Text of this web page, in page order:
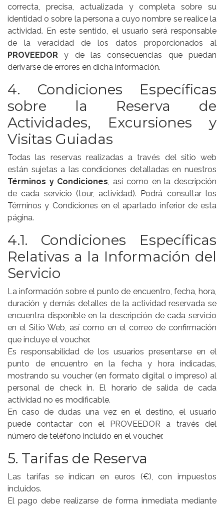
correcta, precisa, actualizada y completa sobre su
identidad o sobre la persona a cuyo nombre se realice la
actividad. En este sentido, el usuario será responsable
de la veracidad de los datos proporcionados al
PROVEEDOR y de las consecuencias que puedan
derivarse de errores en dicha información.
4. Condiciones Específicas
sobre la Reserva de
Actividades, Excursiones y
Visitas Guiadas
Todas las reservas realizadas a través del sitio web
están sujetas a las condiciones detalladas en nuestros
Términos y Condiciones , así como en la descripción
de cada servicio (tour, actividad). Podrá consultar los
Términos y Condiciones en el apartado inferior de esta
página.
4.1. Condiciones Específicas
Relativas a la Información del
Servicio
La información sobre el punto de encuentro, fecha, hora,
duración y demás detalles de la actividad reservada se
encuentra disponible en la descripción de cada servicio
en el Sitio Web, así como en el correo de confirmación
que incluye el voucher.
Es responsabilidad de los usuarios presentarse en el
punto de encuentro en la fecha y hora indicadas,
mostrando su voucher (en formato digital o impreso) al
personal de check in. El horario de salida de cada
actividad no es modificable.
En caso de dudas una vez en el destino, el usuario
puede contactar con el PROVEEDOR a través del
número de teléfono incluido en el voucher.
5. Tarifas de Reserva
Las tarifas se indican en euros (€), con impuestos
incluidos.
El pago debe realizarse de forma inmediata mediante